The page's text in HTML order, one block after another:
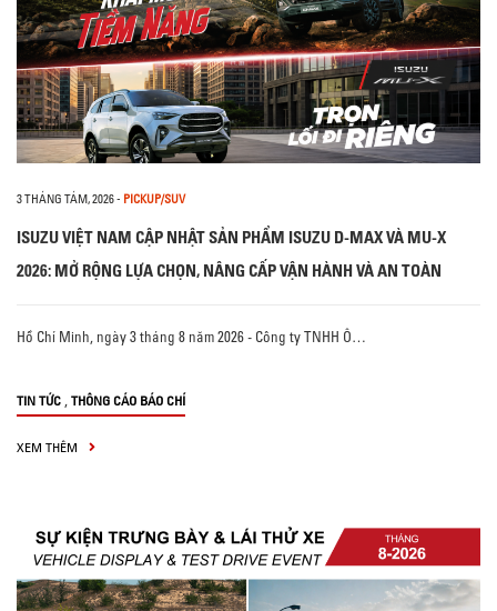
3 THÁNG TÁM, 2026- PICKUP/SUV
ISUZU VIỆT NAM CẬP NHẬT SẢN PHẨM ISUZU D-MAX VÀ MU-X
2026: MỞ RỘNG LỰA CHỌN, NÂNG CẤP VẬN HÀNH VÀ AN TOÀN
Hồ Chí Minh, ngày 3 tháng 8 năm 2026 - Công ty TNHH Ô…
TIN TỨC , THÔNG CÁO BÁO CHÍ
XEM THÊM